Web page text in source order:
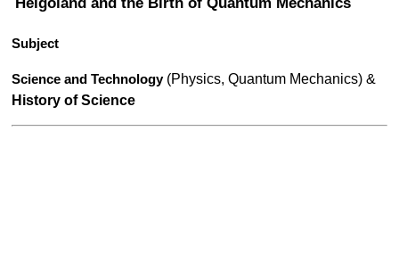
Subject
Science and Technology
History of Science